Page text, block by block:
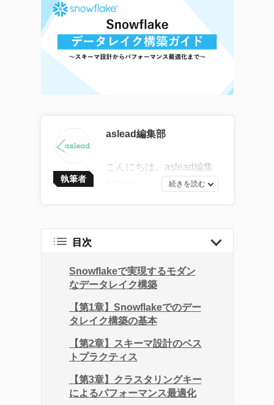
執筆者
aslead編集部
こんにちは。aslead編集
化、業務効率化やDX化を
成功に導くソリューショ
ンまで、幅広い記事を提
供しています。
企業が直面する課題の解
決策として効率的なツー
ルの活用方法を探求し、
生産性の向上に繋がる実
目次
Snowflakeで実現するモダン
なデータレイク構築
【第1章】Snowflakeでのデー
タレイク構築の基本
【第2章】スキーマ設計のベス
トプラクティス
【第3章】クラスタリングキー
によるパフォーマンス最適化